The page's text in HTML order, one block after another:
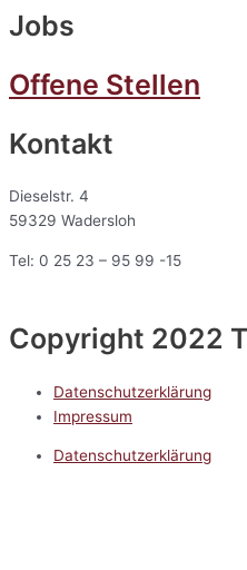
Jobs
Offene Stellen
Kontakt
Dieselstr. 4
59329 Wadersloh
Tel: 0 25 23 – 95 99 -15
Copyright 2022
Datenschutzerklärung
Impressum
Datenschutzerklärung